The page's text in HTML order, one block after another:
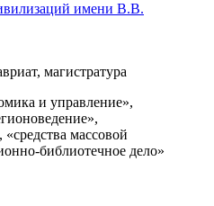
имени В.В.
магистратура
и управление»,
массовой
библиотечное дело»